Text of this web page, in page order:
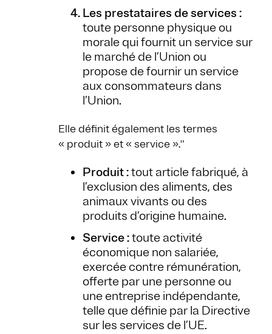
Les prestataires de services :
toute personne physique ou
morale qui fournit un service sur
le marché de l’Union ou
propose de fournir un service
aux consommateurs dans
l’Union.
Elle définit également les termes
« produit » et « service »."
Produit :tout article fabriqué, à
l’exclusion des aliments, des
animaux vivants ou des
produits d’origine humaine.
Service :toute activité
économique non salariée,
exercée contre rémunération,
offerte par une personne ou
une entreprise indépendante,
telle que définie par la Directive
sur les services de l’UE.